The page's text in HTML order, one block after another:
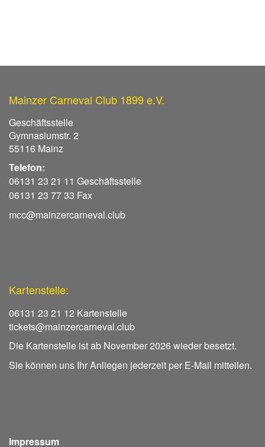
Mainzer Carneval Club 1899 e.V.
Geschäftsstelle
Gymnasiumstr. 2
55116 Mainz
Telefon:
06131 23 21 11 Geschäftsstelle
06131 23 77 33 Fax
mcc@mainzercarneval.club
Kartenstelle:
06131 23 21 12 Kartenstelle
tickets@mainzercarneval.club
Die Kartenstelle ist ab November 2026 wieder besetzt.
Sie können uns Ihr Anliegen jederzeit per E-Mail mitteilen.
Impressum